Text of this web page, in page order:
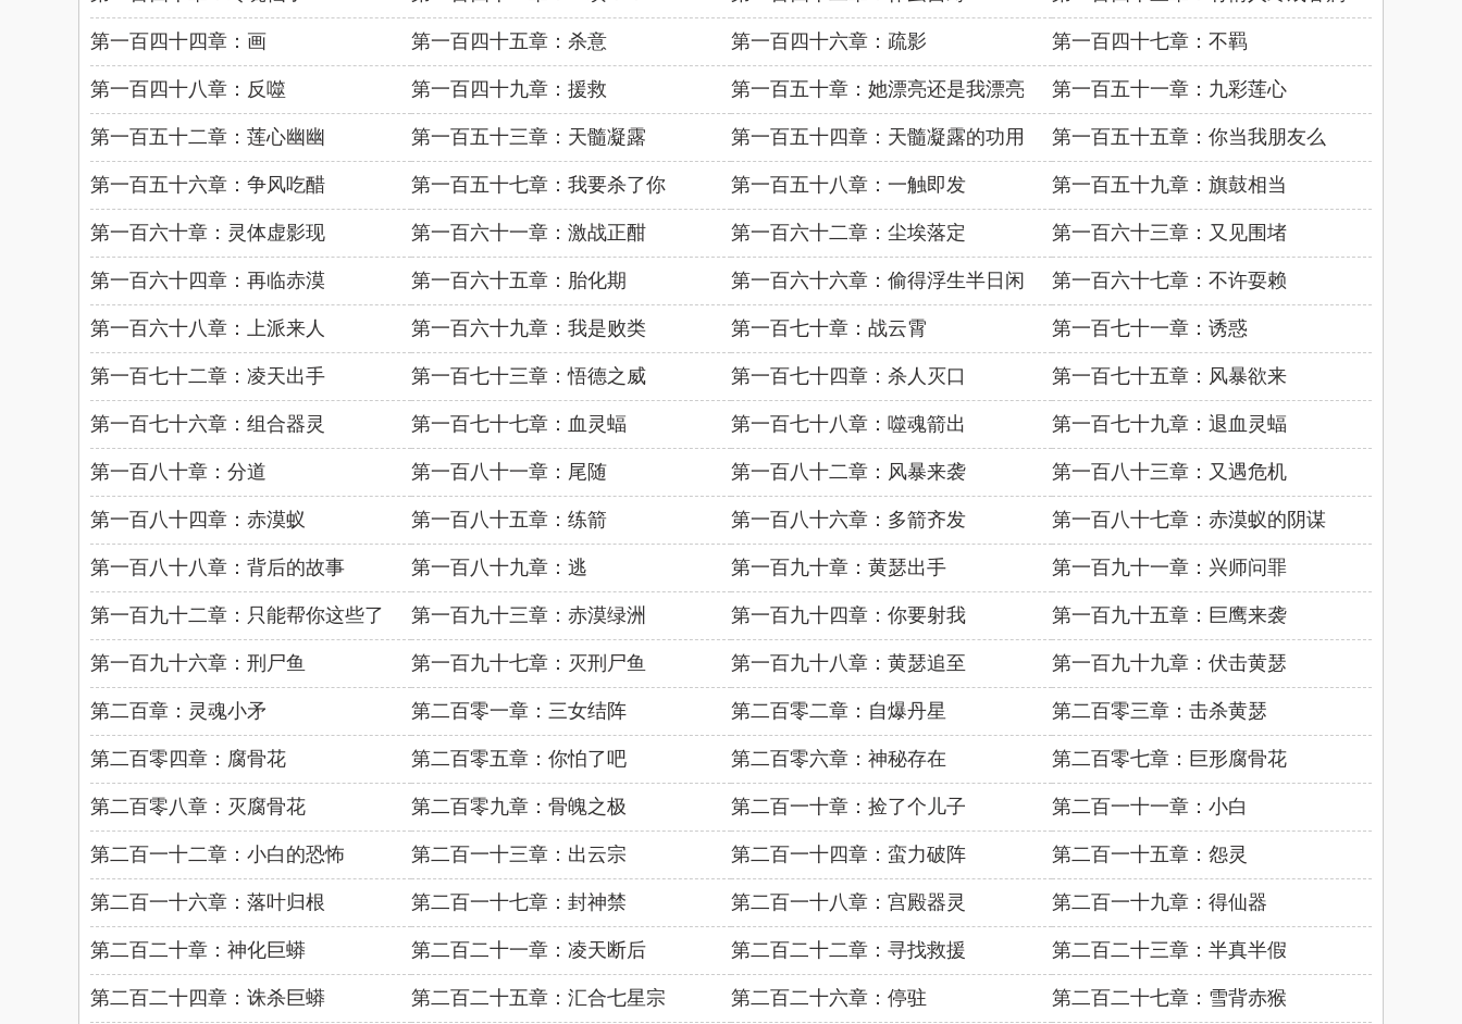
第一百四十四章：画 第一百四十五章：杀意 第一百四十六章：疏影 第一百四十七章：不羁
第一百四十八章：反噬 第一百四十九章：援救 第一百五十章：她漂亮还是我漂亮 第一百五十一章：九彩莲心
第一百五十二章：莲心幽幽 第一百五十三章：天髓凝露 第一百五十四章：天髓凝露的功用 第一百五十五章：你当我朋友么
第一百五十六章：争风吃醋 第一百五十七章：我要杀了你 第一百五十八章：一触即发 第一百五十九章：旗鼓相当
第一百六十章：灵体虚影现 第一百六十一章：激战正酣 第一百六十二章：尘埃落定 第一百六十三章：又见围堵
第一百六十四章：再临赤漠 第一百六十五章：胎化期 第一百六十六章：偷得浮生半日闲 第一百六十七章：不许耍赖
第一百六十八章：上派来人 第一百六十九章：我是败类 第一百七十章：战云霄 第一百七十一章：诱惑
第一百七十二章：凌天出手 第一百七十三章：悟德之威 第一百七十四章：杀人灭口 第一百七十五章：风暴欲来
第一百七十六章：组合器灵 第一百七十七章：血灵蝠 第一百七十八章：噬魂箭出 第一百七十九章：退血灵蝠
第一百八十章：分道 第一百八十一章：尾随 第一百八十二章：风暴来袭 第一百八十三章：又遇危机
第一百八十四章：赤漠蚁 第一百八十五章：练箭 第一百八十六章：多箭齐发 第一百八十七章：赤漠蚁的阴谋
第一百八十八章：背后的故事 第一百八十九章：逃 第一百九十章：黄瑟出手 第一百九十一章：兴师问罪
第一百九十二章：只能帮你这些了 第一百九十三章：赤漠绿洲 第一百九十四章：你要射我 第一百九十五章：巨鹰来袭
第一百九十六章：刑尸鱼 第一百九十七章：灭刑尸鱼 第一百九十八章：黄瑟追至 第一百九十九章：伏击黄瑟
第二百章：灵魂小矛 第二百零一章：三女结阵 第二百零二章：自爆丹星 第二百零三章：击杀黄瑟
第二百零四章：腐骨花 第二百零五章：你怕了吧 第二百零六章：神秘存在 第二百零七章：巨形腐骨花
第二百零八章：灭腐骨花 第二百零九章：骨魄之极 第二百一十章：捡了个儿子 第二百一十一章：小白
第二百一十二章：小白的恐怖 第二百一十三章：出云宗 第二百一十四章：蛮力破阵 第二百一十五章：怨灵
第二百一十六章：落叶归根 第二百一十七章：封神禁 第二百一十八章：宫殿器灵 第二百一十九章：得仙器
第二百二十章：神化巨蟒 第二百二十一章：凌天断后 第二百二十二章：寻找救援 第二百二十三章：半真半假
第二百二十四章：诛杀巨蟒 第二百二十五章：汇合七星宗 第二百二十六章：停驻 第二百二十七章：雪背赤猴